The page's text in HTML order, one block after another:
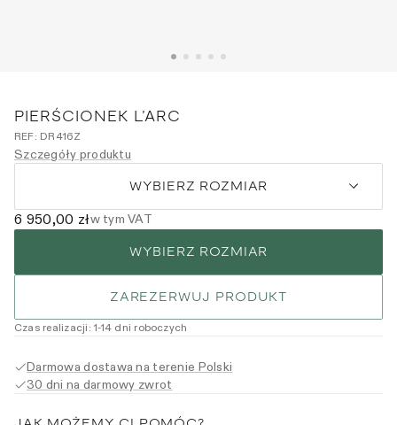
PIERŚCIONEK L’ARC
REF: DR416Z
Szczegóły produktu
WYBIERZ ROZMIAR
6 950,00 złw tym VAT
ZAREZERWUJ PRODUKT
WYBIERZ ROZMIAR
Czas realizacji :1-14 dni roboczych
Darmowa dostawa na terenie Polski
30 dni na darmowy zwrot